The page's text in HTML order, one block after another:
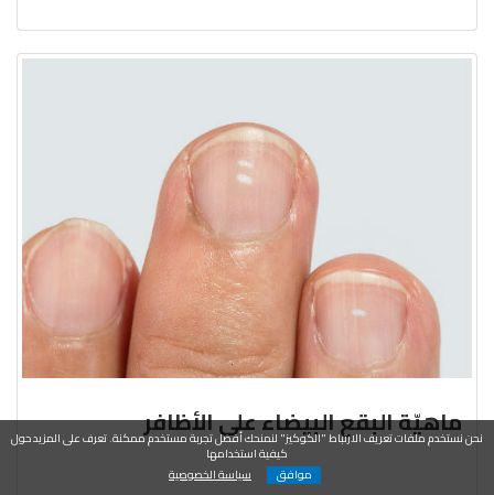
ماهيّة البقع البيضاء على الأظافر
نحن نستخدم ملفات تعريف الارتباط "الكوكيز" لنمنحك أفضل تجربة مستخدم ممكنة. تعرف على المزيد حول
كيفية استخدامها
موافق
سياسة الخصوصية